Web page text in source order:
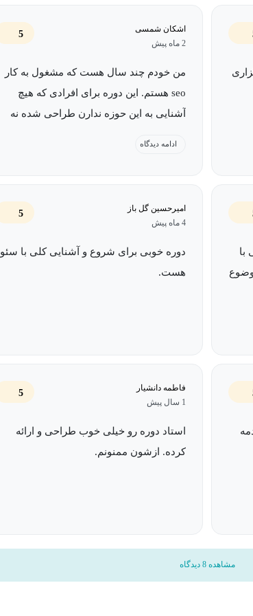
اشکان شمسی
2 ماه پیش
5
من خودم چند سال هست که مشغول به کار
seo هستم. این دوره برای افرادی که هیچ
آشنایی به این حوزه ندارن طراحی شده نه
حوزه علاقه‌دارید و میخواین که آشنا بشید
میشه.
ادامه دیدگاه
با
امیرحسین گل باز
4 ماه پیش
5
دوره خوبی برای شروع و آشنایی کلی با سئو
هست.
فاطمه دانشیار
1 سال پیش
5
استاد دوره رو خیلی خوب طراحی و ارائه
کرده. ازشون ممنونم.
مشاهده 8 دیدگاه